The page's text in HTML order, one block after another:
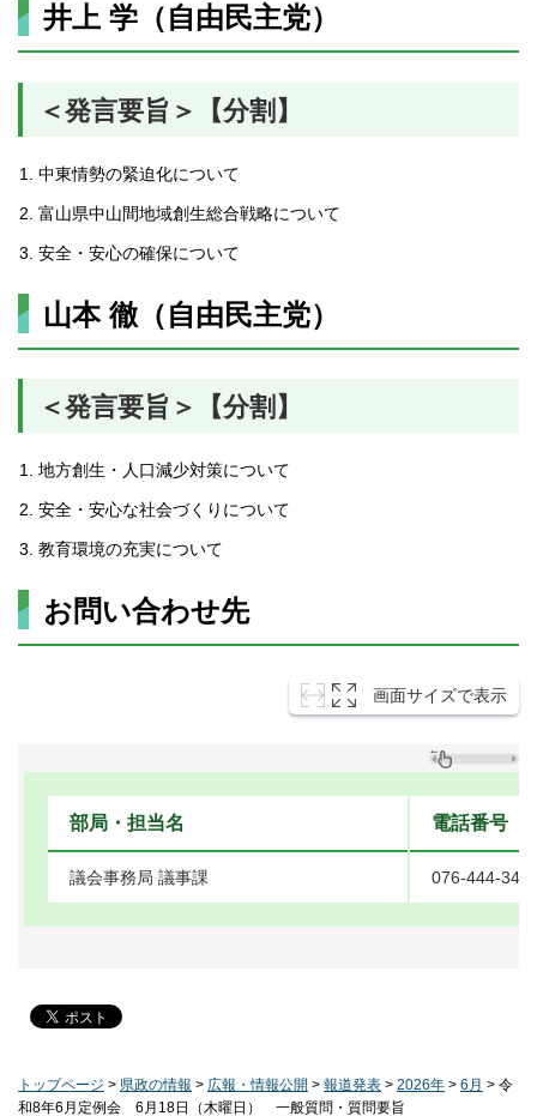
井上 学（自由民主党）
＜発言要旨＞【分割】
中東情勢の緊迫化について
富山県中山間地域創生総合戦略について
安全・安心の確保について
山本 徹（自由民主党）
＜発言要旨＞【分割】
地方創生・人口減少対策について
安全・安心な社会づくりについて
教育環境の充実について
お問い合わせ先
画面サイズで表示
部局・担当名 電話番号
議会事務局 議事課 076-444-
トップページ > 県政の情報 > 広報・情報公開 > 報道発表 > 2026年 > 6月 > 令
和8年6月定例会 6月18日（木曜日） 一般質問・質問要旨